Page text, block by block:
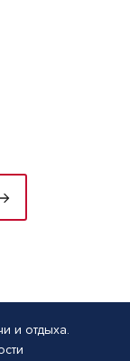
и отдыха.